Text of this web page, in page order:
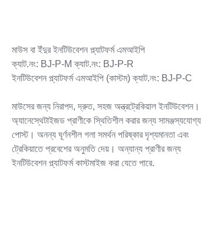
মাউস বা ইঁদুর ইনটিউবেশন প্ল্যাটফর্ম এমআইপি
ক্যাট.নং: BJ-P-M ক্যাট.নং: BJ-P-R
ইনটিউবেশন প্ল্যাটফর্ম এমআইপি (কাস্টম) ক্যাট.নং: BJ-P-C
মাউসের জন্য নিরাপদ, দ্রুত, সহজ অন্ত্রট্রেকিয়াল ইনটিউবেশন।
অ্যানেস্থেটাইজড প্রাণীকে স্থিতিশীল করার জন্য সামঞ্জস্যযোগ্য
পোস্ট। অনন্য ঘূর্ণনশীল গলা সমর্থন পরিষ্কার দৃশ্যমানতা এবং
ট্রেকিয়াতে প্রবেশের অনুমতি দেয়। অন্যান্য প্রাণীর জন্য
ইনটিউবেশন প্ল্যাটফর্ম কাস্টমাইজ করা যেতে পারে.